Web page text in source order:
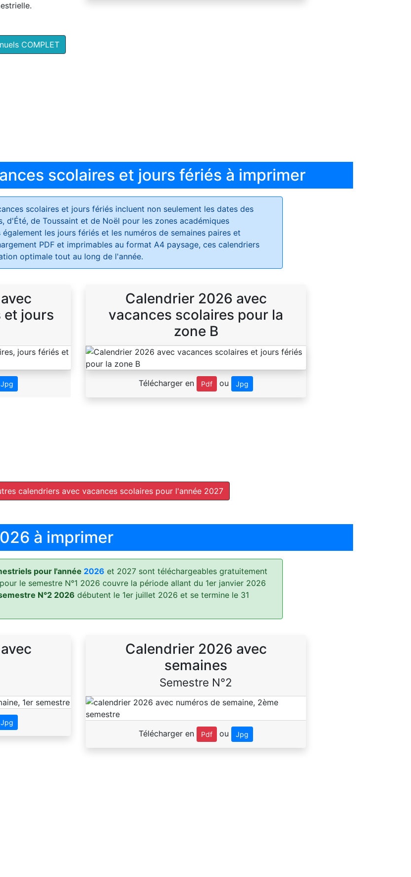
COMPLET
scolaires et jours fériés à imprimer
scolaires et jours fériésincluent non seulement les dates des
d'Été, de Toussaint et de Noël pour les zones académiques
les jours fériés et les numéros de semaines paires et
PDF et imprimables au format A4 paysage, ces calendriers
optimale tout au long de l'année.
et jours
Jpg
Calendrier 2026 avec
vacances scolaires pour la
zone B
Télécharger en Pdf ou Jpg
calendriers avec vacances scolaires pour l'année 2027
à imprimer
pour l'année 2026 et 2027 sont téléchargeables gratuitement
le semestre N°1 2026 couvre la période allant du 1er janvier 2026
N°2 2026 débutent le 1er juillet 2026 et se termine le 31
Jpg
Calendrier 2026 avec
semaines
Semestre N°2
Télécharger en Pdf ou Jpg